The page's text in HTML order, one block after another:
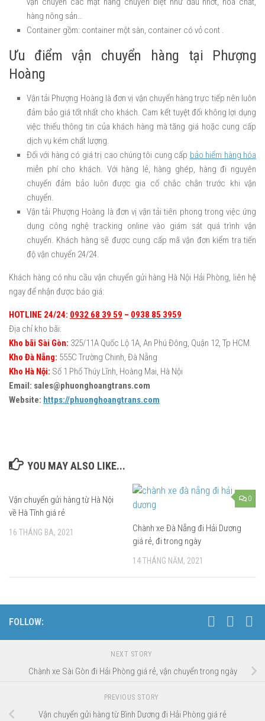
hàng nông sản…
Container gồm: container một sàn, container có vỏ cont .
Ưu điểm vận chuyển hàng tại Phượng
Hoàng
Vận tải Phượng Hoàng là đơn vị vận chuyển hàng trực tiếp nên luôn
đảm bảo giá tốt nhất cho khách. Cam kết tuyệt đối không lợi dụng
việc thiếu thông tin của khách hàng mà tăng giá hoặc cung cấp
dịch vụ kém chất lượng.
Đối với hàng có giá trị cao chúng tôi cung cấp bảo hiểm hàng hóa
miễn phí cho khách. Với hàng lẻ, hàng ghép, hàng đi nguyên
chuyến đảm bảo luôn được gia cố chắc chắn trước khi vận
chuyển.
Vận tải Phượng Hoàng là đơn vị vận tải tiên phong trong việc ứng
dụng công nghệ tracking online vào giám sát quá trình vận
chuyển. Khách hàng sẽ được cung cấp mã vận đơn kiểm tra tiến
độ vận chuyển 24/24.
Khách hàng có nhu cầu vận chuyển gửi hàng Hà Nội Hải Phòng, liên hệ
ngay để nhận được báo giá:
HOTLINE 24/24: 0932 68 39 59 – 0938 85 3959
Địa chỉ kho bãi:
Kho bãi Sài Gòn: 325/11A Quốc Lộ 1A, An Phú Đông, Quận 12, Tp HCM.
Kho Đà Nẵng: 555C Trường Chinh, Đà Nẵng
Kho Hà Nội: Số 1 Phố Thúy Lĩnh, Hoàng Mai, Hà Nội
Email: sales@phuonghoangtrans.com
Website: https://phuonghoangtrans.com
YOU MAY ALSO LIKE...
Vận chuyển gửi hàng từ Hà Nội
về Hà Tĩnh giá rẻ
16 THÁNG BA, 2021
0
Chành xe Đà Nẵng đi Hải Dương
giá rẻ, đi trong ngày
14 THÁNG NĂM, 2021
FOLLOW:
NEXT STORY
Chành xe Sài Gòn đi Hải Phòng giá rẻ, vận chuyển trong ngày
PREVIOUS STORY
Vận chuyển gửi hàng từ Bình Dương đi Hải Phòng giá rẻ